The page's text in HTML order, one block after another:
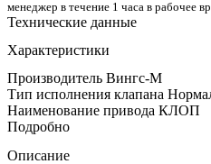
менеджер в течение 1 часа в рабочее
Технические данные
Характеристики
Производитель Вингс-М
Тип исполнения клапана
Наименование привода КЛОП
Подробно
Описание